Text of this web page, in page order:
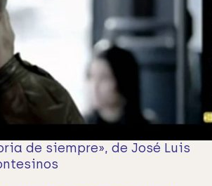
de siempre», de José Luis